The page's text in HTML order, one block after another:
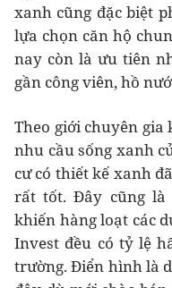
xanh cũng đặc biệt
lựa chọn căn hộ
nay còn là ưu tiên
gần công viên, hồ
Theo giới chuyên
nhu cầu sống xanh
cư có thiết kế xanh
rất tốt. Đây cũng là
khiến hàng loạt các
Invest đều có tỷ lệ
trường. Điển hình là